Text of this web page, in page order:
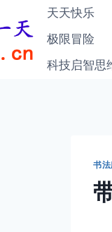
天天快乐
极限冒险
科技启智思
书